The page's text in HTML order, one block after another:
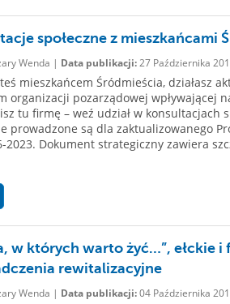
społeczne z mieszkańcami
Wenda | Data publikacji:27 Października
mieszkańcem Śródmieścia, działasz
organizacji pozarządowej wpływającej
tu firmę – weź udział w konsultacjach
prowadzone są dla zaktualizowanego
2023. Dokument strategiczny zawiera
w których warto żyć…”, ełckie i
rewitalizacyjne
Wenda | Data publikacji:04 Października